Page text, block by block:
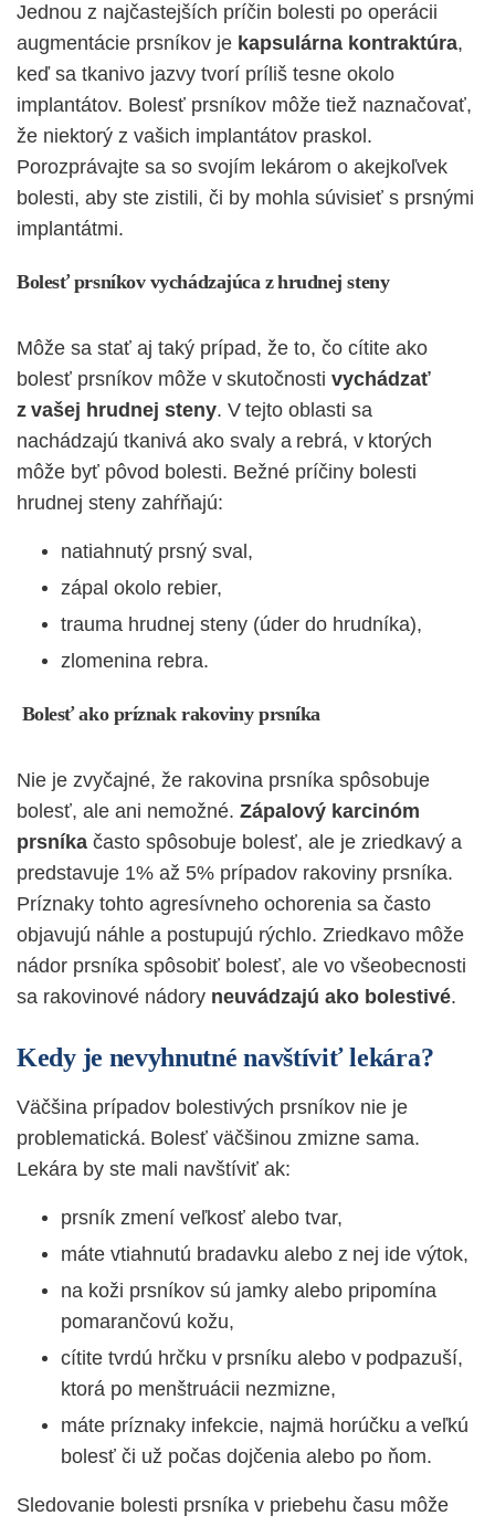
Jednou z najčastejších príčin bolesti po operácii
augmentácie prsníkov je kapsulárna kontraktúra,
keď sa tkanivo jazvy tvorí príliš tesne okolo
implantátov. Bolesť prsníkov môže tiež naznačovať,
že niektorý z vašich implantátov praskol.
Porozprávajte sa so svojím lekárom o akejkoľvek
bolesti, aby ste zistili, či by mohla súvisieť s prsnými
implantátmi.
Bolesť prsníkov vychádzajúca z hrudnej steny
Môže sa stať aj taký prípad, že to, čo cítite ako
bolesť prsníkov môže v skutočnosti vychádzať
z vašej hrudnej steny. V tejto oblasti sa
nachádzajú tkanivá ako svaly a rebrá, v ktorých
môže byť pôvod bolesti. Bežné príčiny bolesti
hrudnej steny zahŕňajú:
natiahnutý prsný sval,
zápal okolo rebier,
trauma hrudnej steny (úder do hrudníka),
zlomenina rebra.
Bolesť ako príznak rakoviny prsníka
Nie je zvyčajné, že rakovina prsníka spôsobuje
bolesť, ale ani nemožné. Zápalový karcinóm
prsníka často spôsobuje bolesť, ale je zriedkavý a
predstavuje 1% až 5% prípadov rakoviny prsníka.
Príznaky tohto agresívneho ochorenia sa často
objavujú náhle a postupujú rýchlo. Zriedkavo môže
nádor prsníka spôsobiť bolesť, ale vo všeobecnosti
sa rakovinové nádory neuvádzajú ako bolestivé.
Kedy je nevyhnutné navštíviť lekára?
Väčšina prípadov bolestivých prsníkov nie je
problematická. Bolesť väčšinou zmizne sama.
Lekára by ste mali navštíviť ak:
prsník zmení veľkosť alebo tvar,
máte vtiahnutú bradavku alebo z nej ide výtok,
na koži prsníkov sú jamky alebo pripomína
pomarančovú kožu,
cítite tvrdú hrčku v prsníku alebo v podpazuší,
ktorá po menštruácii nezmizne,
máte príznaky infekcie, najmä horúčku a veľkú
bolesť či už počas dojčenia alebo po ňom.
Sledovanie bolesti prsníka v priebehu času môže